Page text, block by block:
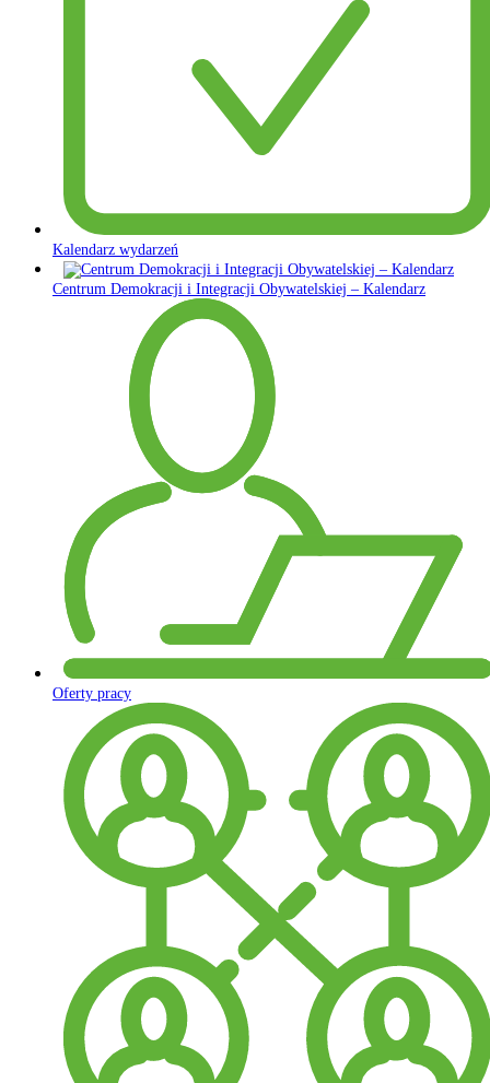
Kalendarz wydarzeń
Centrum Demokracji i Integracji Obywatelskiej – Kalendarz
Oferty pracy